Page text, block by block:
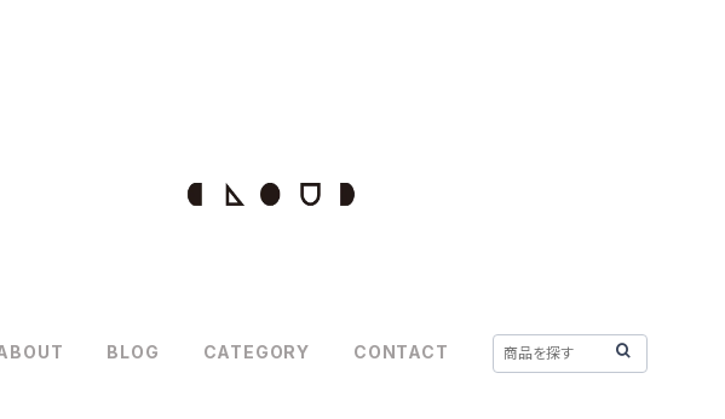
BLOG CATEGORY CONTACT